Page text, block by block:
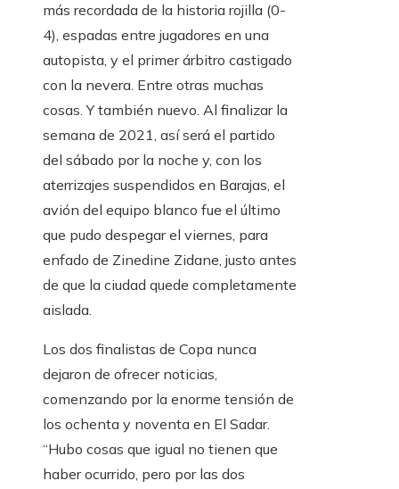
más recordada de la historia rojilla (0-
4), espadas entre jugadores en una
autopista, y el primer árbitro castigado
con la nevera. Entre otras muchas
cosas. Y también nuevo. Al finalizar la
semana de 2021, así será el partido
del sábado por la noche y, con los
aterrizajes suspendidos en Barajas, el
avión del equipo blanco fue el último
que pudo despegar el viernes, para
enfado de Zinedine Zidane, justo antes
de que la ciudad quede completamente
aislada.
Los dos finalistas de Copa nunca
dejaron de ofrecer noticias,
comenzando por la enorme tensión de
los ochenta y noventa en El Sadar.
“Hubo cosas que igual no tienen que
haber ocurrido, pero por las dos